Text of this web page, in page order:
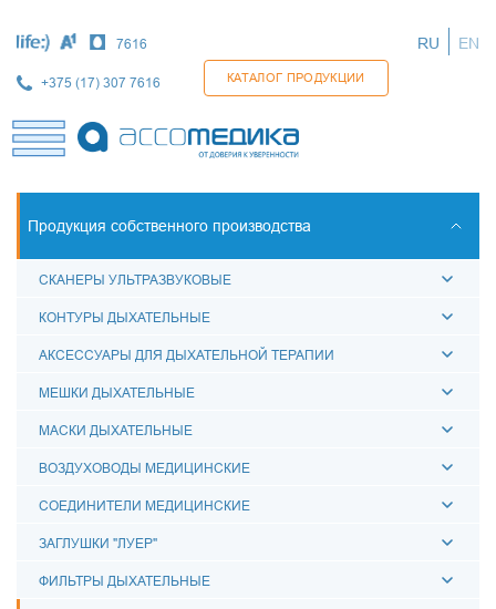
основному
содержанию
7616
+375 (17) 307 7616 КАТАЛОГ ПРОДУКЦИИ
RU EN
Продукция собственного производства
СКАНЕРЫ УЛЬТРАЗВУКОВЫЕ
КОНТУРЫ ДЫХАТЕЛЬНЫЕ
АКСЕССУАРЫ ДЛЯ ДЫХАТЕЛЬНОЙ ТЕРАПИИ
МЕШКИ ДЫХАТЕЛЬНЫЕ
МАСКИ ДЫХАТЕЛЬНЫЕ
ВОЗДУХОВОДЫ МЕДИЦИНСКИЕ
СОЕДИНИТЕЛИ МЕДИЦИНСКИЕ
ЗАГЛУШКИ "ЛУЕР"
ФИЛЬТРЫ ДЫХАТЕЛЬНЫЕ